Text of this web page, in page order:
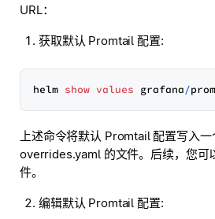
URL：
获取默认 Promtail 配置:
helm show values grafana/
上述命令将默认 Promtail 配置写入
overrides.yaml 的文件。后续，您可
件。
编辑默认 Promtail 配置: